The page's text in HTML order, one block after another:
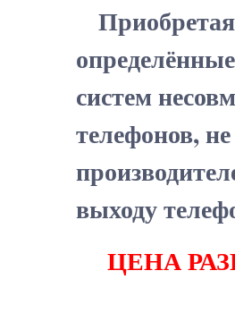
систем
телефонов,
выходу
ЦЕНА